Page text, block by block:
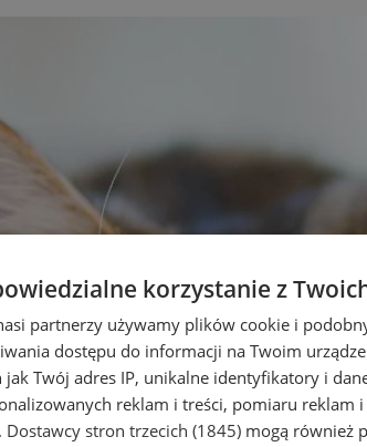
korzystanie z
partnerzy używamy plików cookie i
dostępu do informacji na Twoim
jak Twój adres IP, unikalne identyfikatory i
reklam i treści, pomiaru reklam
Dostawcy stron trzecich (1845) mogą również